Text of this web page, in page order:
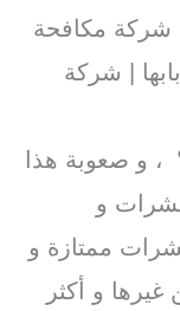
شركة مكافحة
| شركة
، و صعوبة هذا
و
ممتازة و
و أكثر